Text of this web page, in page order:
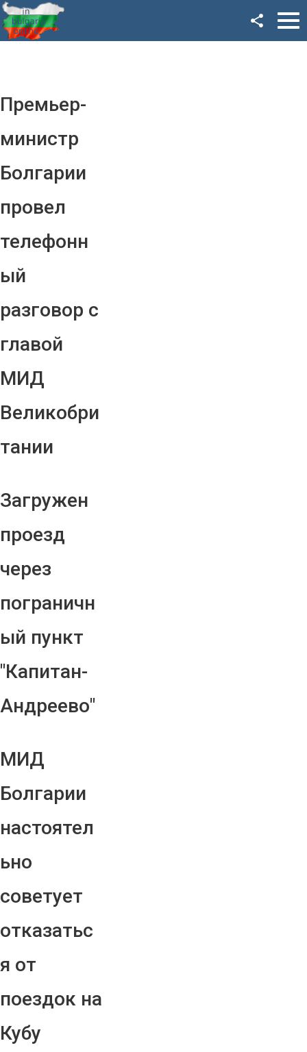
Премьер-
министр
Болгарии
провел
телефонн
ый
разговор с
главой
МИД
Великобри
тании
Загружен
проезд
через
пограничн
ый пункт
"Капитан-
Андреево"
МИД
Болгарии
настоятел
ьно
советует
отказатьс
я от
поездок на
Кубу